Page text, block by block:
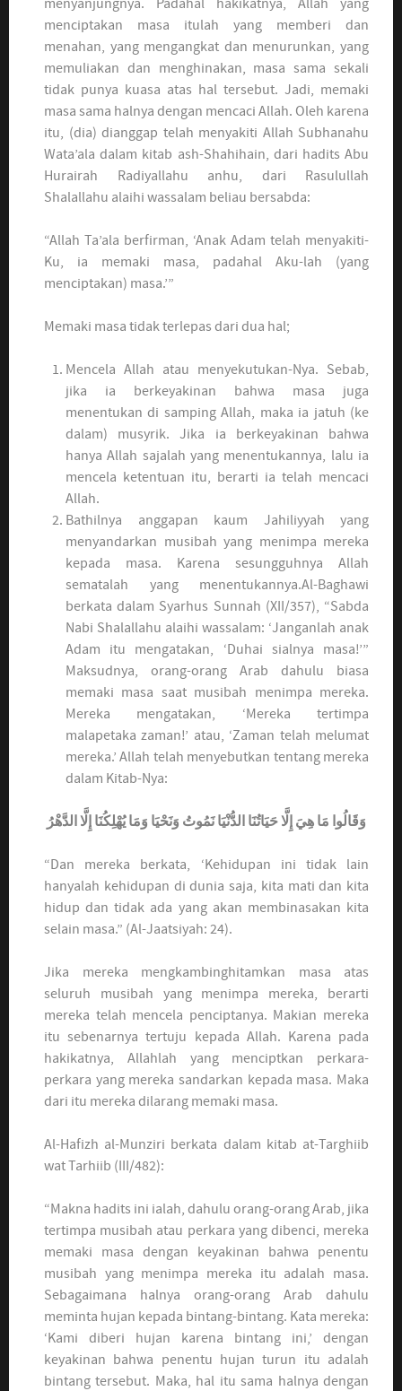
menyanjungnya. Padahal hakikatnya, Allah yang
menciptakan masa itulah yang memberi dan
menahan, yang mengangkat dan menurunkan, yang
memuliakan dan menghinakan, masa sama sekali
tidak punya kuasa atas hal tersebut. Jadi, memaki
masa sama halnya dengan mencaci Allah. Oleh karena
itu, (dia) dianggap telah menyakiti Allah Subhanahu
Wata’ala dalam kitab ash-Shahihain, dari hadits Abu
Hurairah Radiyallahu anhu, dari Rasulullah
Shalallahu alaihi wassalam beliau bersabda:
“Allah Ta’ala berfirman, ‘Anak Adam telah menyakiti-
Ku, ia memaki masa, padahal Aku-lah (yang
menciptakan) masa.’”
Memaki masa tidak terlepas dari dua hal;
Mencela Allah atau menyekutukan-Nya. Sebab,
jika ia berkeyakinan bahwa masa juga
menentukan di samping Allah, maka ia jatuh (ke
dalam) musyrik. Jika ia berkeyakinan bahwa
hanya Allah sajalah yang menentukannya, lalu ia
mencela ketentuan itu, berarti ia telah mencaci
Allah.
Bathilnya anggapan kaum Jahiliyyah yang
menyandarkan musibah yang menimpa mereka
kepada masa. Karena sesungguhnya Allah
sematalah yang menentukannya.Al-Baghawi
berkata dalam Syarhus Sunnah (XII/357), “Sabda
Nabi Shalallahu alaihi wassalam: ‘Janganlah anak
Adam itu mengatakan, ‘Duhai sialnya masa!’”
Maksudnya, orang-orang Arab dahulu biasa
memaki masa saat musibah menimpa mereka.
Mereka mengatakan, ‘Mereka tertimpa
malapetaka zaman!’ atau, ‘Zaman telah melumat
mereka.’ Allah telah menyebutkan tentang mereka
dalam Kitab-Nya:
وَقَالُوا مَا هِيَ إِلَّا حَيَاتُنَا الدُّنْيَا نَمُوتُ وَنَحْيَا وَمَا يُهْلِكُنَا إِلَّا الدَّهْرُ
“Dan mereka berkata, ‘Kehidupan ini tidak lain
hanyalah kehidupan di dunia saja, kita mati dan kita
hidup dan tidak ada yang akan membinasakan kita
selain masa.” (Al-Jaatsiyah: 24).
Jika mereka mengkambinghitamkan masa atas
seluruh musibah yang menimpa mereka, berarti
mereka telah mencela penciptanya. Makian mereka
itu sebenarnya tertuju kepada Allah. Karena pada
hakikatnya, Allahlah yang menciptkan perkara-
perkara yang mereka sandarkan kepada masa. Maka
dari itu mereka dilarang memaki masa.
Al-Hafizh al-Munziri berkata dalam kitab at-Targhiib
wat Tarhiib (III/482):
“Makna hadits ini ialah, dahulu orang-orang Arab, jika
tertimpa musibah atau perkara yang dibenci, mereka
memaki masa dengan keyakinan bahwa penentu
musibah yang menimpa mereka itu adalah masa.
Sebagaimana halnya orang-orang Arab dahulu
meminta hujan kepada bintang-bintang. Kata mereka:
‘Kami diberi hujan karena bintang ini,’ dengan
keyakinan bahwa penentu hujan turun itu adalah
bintang tersebut. Maka, hal itu sama halnya dengan